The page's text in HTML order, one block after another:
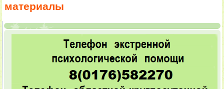
материалы